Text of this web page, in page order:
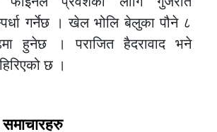
गर्नेछ । खेल भोलि बेलुका पौने ८
हुनेछ । पराजित हैदरावाद भने
छ ।